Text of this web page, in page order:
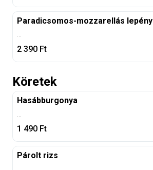
Paradicsomos-mozzarellás lepény
...
2 390 Ft
Köretek
Hasábburgonya
...
1 490 Ft
Párolt rizs